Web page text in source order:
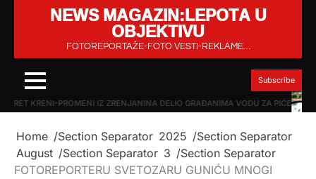
NEWS MAGAZIN:LEPOTA U
OBJEKTIVU
FOTOREPORTAŽE-FOTO VESTI-REKLAME…
Subscribe
KRENI-PROMENI IZ ZRENJANINA DELIO GRAĐANIMA VODU ZA PIĆE
Home
2025
August
3
FOTOREPORTERU SVETOZARU GUNIĆU MNOGI